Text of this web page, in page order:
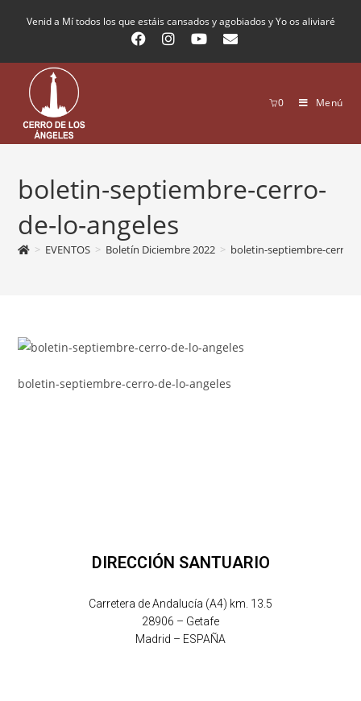
Venid a Mí todos los que estáis cansados y agobiados y Yo os aliviaré
0 Menú
boletin-septiembre-cerro-
de-lo-angeles
> EVENTOS > Boletín Diciembre 2022 > boletin-septiembre-cerro-
boletin-septiembre-cerro-de-lo-angeles
DIRECCIÓN SANTUARIO
Carretera de Andalucía (A4) km. 13.5
28906 – Getafe
Madrid – ESPAÑA